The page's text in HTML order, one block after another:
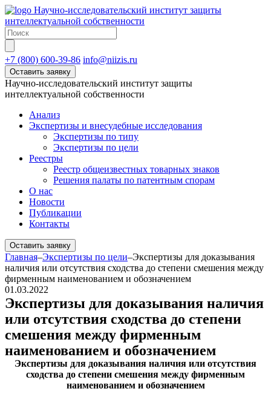
Научно-исследовательский институт защиты
интеллектуальной собственности
+7 (800) 600-39-86 info@niizis.ru
Оставить заявку
Научно-исследовательский институт защиты
интеллектуальной собственности
Анализ
Экспертизы и внесудебные исследования
Экспертизы по типу
Экспертизы по цели
Реестры
Реестр общеизвестных товарных знаков
Решения палаты по патентным спорам
О нас
Новости
Публикации
Контакты
Оставить заявку
Главная–Экспертизы по цели–Экспертизы для доказывания
наличия или отсутствия сходства до степени смешения между
фирменным наименованием и обозначением
01.03.2022
Экспертизы для доказывания наличия
или отсутствия сходства до степени
смешения между фирменным
наименованием и обозначением
Экспертизы для доказывания наличия или отсутствия
сходства до степени смешения между фирменным
наименованием и обозначением